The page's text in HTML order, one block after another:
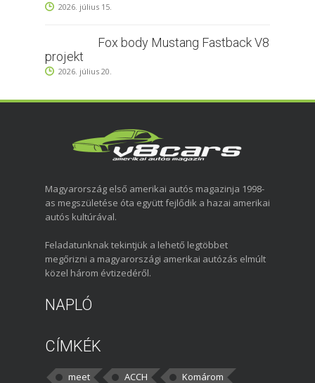
2026. július 15.
Fox body Mustang Fastback V8
projekt
2026. július 20.
Magyarország első amerikai autós magazinja 1998-
as megszületése óta együtt fejlődik a hazai amerikai
autós kultúrával.
Feladatunknak tekintjük a lehető legtöbbet
megőrizni a magyarországi amerikai autózás elmúlt
közel három évtizedéről.
NAPLÓ
CÍMKÉK
meet ACCH Komárom